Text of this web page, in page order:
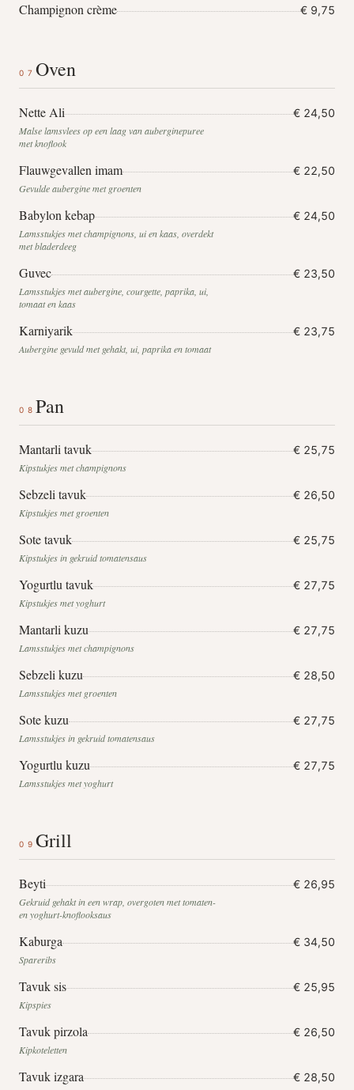
Champignon crème € 9,75
07 Oven
Nette Ali € 24,50
Malse lamsvlees op een laag van auberginepuree
met knoflook
Flauwgevallen imam € 22,50
Gevulde aubergine met groenten
Babylon kebap € 24,50
Lamsstukjes met champignons, ui en kaas, overdekt
met bladerdeeg
Guvec € 23,50
Lamsstukjes met aubergine, courgette, paprika, ui,
tomaat en kaas
Karniyarik € 23,75
Aubergine gevuld met gehakt, ui, paprika en tomaat
08 Pan
Mantarli tavuk € 25,75
Kipstukjes met champignons
Sebzeli tavuk € 26,50
Kipstukjes met groenten
Sote tavuk € 25,75
Kipstukjes in gekruid tomatensaus
Yogurtlu tavuk € 27,75
Kipstukjes met yoghurt
Mantarli kuzu € 27,75
Lamsstukjes met champignons
Sebzeli kuzu € 28,50
Lamsstukjes met groenten
Sote kuzu € 27,75
Lamsstukjes in gekruid tomatensaus
Yogurtlu kuzu € 27,75
Lamsstukjes met yoghurt
09 Grill
Beyti € 26,95
Gekruid gehakt in een wrap, overgoten met tomaten-
en yoghurt-knoflooksaus
Kaburga € 34,50
Spareribs
Tavuk sis € 25,95
Kipspies
Tavuk pirzola € 26,50
Kipkoteletten
Tavuk izgara € 28,50